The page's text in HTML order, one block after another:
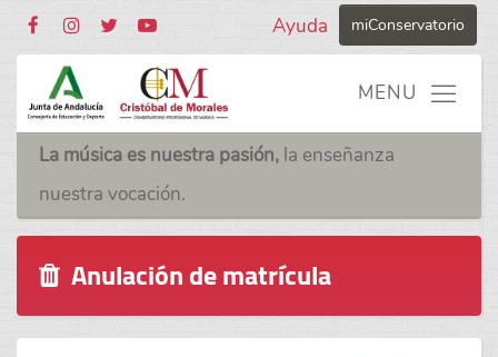
miConservatorio
Ayuda
La música es nuestra pasión, la enseñanza
nuestra vocación.
Anulación de matrícula